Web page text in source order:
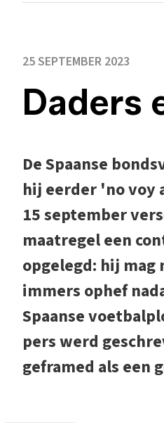
25 SEPTEMBER 2023
Daders
De Spaanse
hij eerder 'no voy
15 september
maatregel een
opgelegd: hij
immers ophef
Spaanse
pers werd
geframed als een